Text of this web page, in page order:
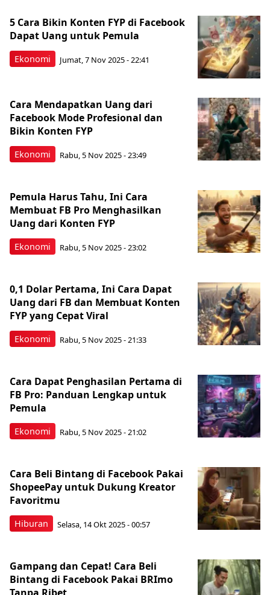
Ekonomi
5 Cara Bikin Konten FYP di Facebook
Dapat Uang untuk Pemula
Jumat, 7 Nov 2025 - 22:41
Ekonomi
Cara Mendapatkan Uang dari
Facebook Mode Profesional dan
Bikin Konten FYP
Rabu, 5 Nov 2025 - 23:49
Ekonomi
Pemula Harus Tahu, Ini Cara
Membuat FB Pro Menghasilkan
Uang dari Konten FYP
Rabu, 5 Nov 2025 - 23:02
Ekonomi
0,1 Dolar Pertama, Ini Cara Dapat
Uang dari FB dan Membuat Konten
FYP yang Cepat Viral
Rabu, 5 Nov 2025 - 21:33
Ekonomi
Cara Dapat Penghasilan Pertama di
FB Pro: Panduan Lengkap untuk
Pemula
Rabu, 5 Nov 2025 - 21:02
Hiburan
Cara Beli Bintang di Facebook Pakai
ShopeePay untuk Dukung Kreator
Favoritmu
Selasa, 14 Okt 2025 - 00:57
Gampang dan Cepat! Cara Beli
Bintang di Facebook Pakai BRImo